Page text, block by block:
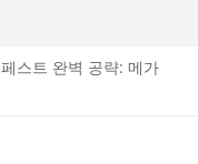
스트 완벽 공략: 메가